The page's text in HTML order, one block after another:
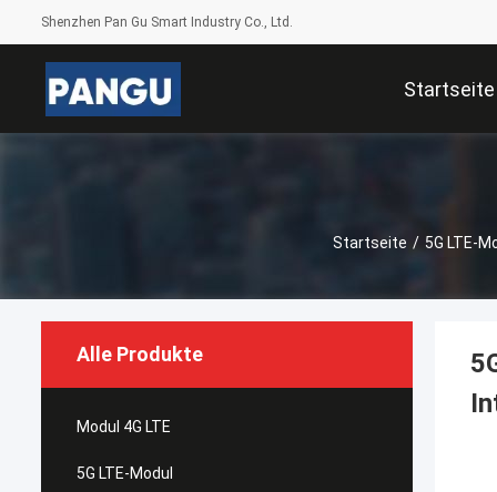
Shenzhen Pan Gu Smart Industry Co., Ltd.
Startseite
Startseite / 5G LTE-
Alle Produkte
Modul 4G LTE
5G LTE-Modul